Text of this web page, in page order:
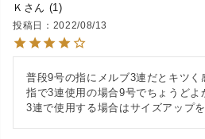
Ｋ 1
投稿日 2022/08/13
普段9号の指にメルブ3連だとキツ
指で3連使用の場合9号でちょうどよ
3連で使用する場合はサイズアップ